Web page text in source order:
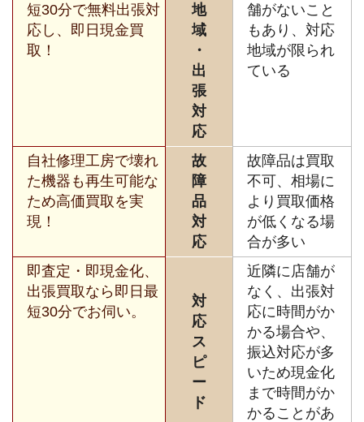
短30分で無料出張対
応し、即日現金買
取！
地
域
・
出
張
対
応
舗がないこと
もあり、対応
地域が限られ
ている
自社修理工房で壊れ
た機器も再生可能な
ため高価買取を実
現！
故
障
品
対
応
故障品は買取
不可、相場に
より買取価格
が低くなる場
合が多い
即査定・即現金化、
出張買取なら即日最
短30分でお伺い。
対
応
ス
ピ
ー
ド
近隣に店舗が
なく、出張対
応に時間がか
かる場合や、
振込対応が多
いため現金化
まで時間がか
かることがあ